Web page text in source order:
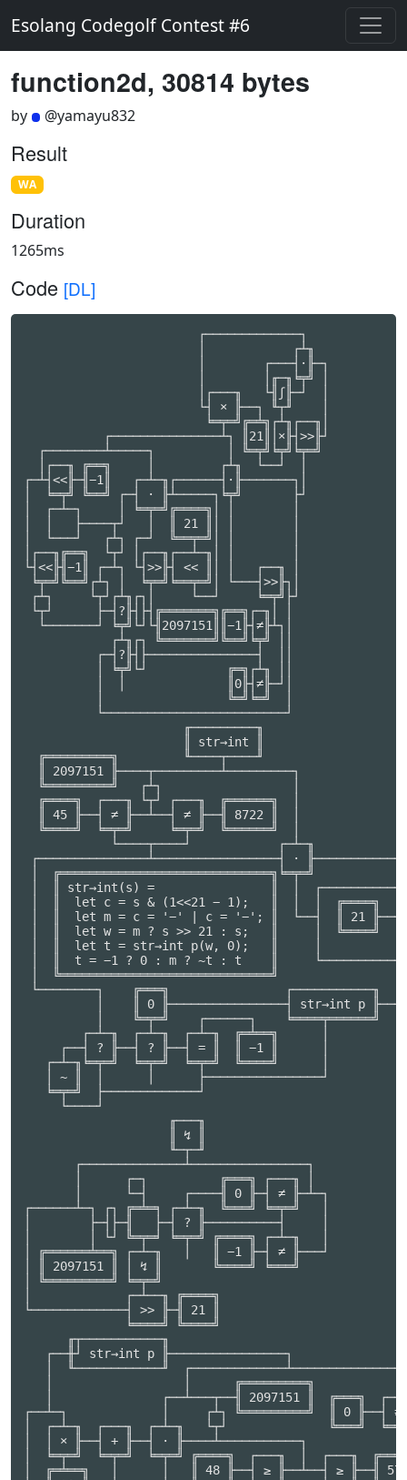
Esolang Codegolf Contest #6
function2d, 30814 bytes
by @yamayu832
Result
WA
Duration
1265ms
Code [DL]
                        ┌─────────────┐
                        │            ┌┴╖
                        │        ┌───┤·╟─┐
                        │        │╓─╖╘╤╝ │
                        │┌───╖   └╢ʃ╟─┘  │
                        └┤ × ╟──┐ ╙┬╜    │
                         ╘═╤═╝╔═╧╗┌┴╖┌──╖│
           ┌───────────────┴┐ ║21║│×╟┤>>╟┘
  ┌────────┴─────┐          │ ╚═╤╝╘╤╝╘╤═╝
  │┌──╖ ╔══╗     │         ┌┴╖  └──┘  │
┌─┴┤<<╟─╢−1║   ┌─┴─╖┌──────┤·╟───────┐│
│  ╘═╤╝ ╚══╝ ┌─┤ · ╟┴─────┐╘╤╝       ├┘
│  ┌─┴─┐     │ ╘═╤═╝╔════╗│ │        │
│  │   ├────┬┘   │  ║ 21 ║│ │        │
│  └───┘   ┌┴┐ ┌─┘  ╚══╤═╝│ │        │
│┌──╖╔══╗  └┬┘ │┌──╖┌──┴─╖│ │        │
└┤<<╟╢−1║ ┌─┴┐ └┤>>╟┤ << ║│ │   ┌──╖ │
 ╘╤═╝╚══╝┌┴┐ │  ╘╤═╝╘══╤═╝│ └───┤>>╟┐│
 ┌┴┐     └┬┘┌┴╖┌┐│     └──┘     ╘═╤╝├┘
 └┬┘      ├─┤?╟┤├┤╔═══════╗╔══╗┌─╖│ │
  └───────┘ ╘╤╝└┘└╢2097151║║−1╟┤≠╟┴┐│
            ┌┴╖┌┐ ╚═══════╝╚══╝╘╤╝ ││
          ┌─┤?╟┤├───────────────┤  ││
          │ ╘╤╝└┘           ╔═╗┌┴╖ ││
          │  │              ║0╟┤≠╟─┘│
          │                 ╚═╝╘═╝  │
          └─────────────────────────┘
                      ╓─────────╖
                      ║ str→int ║
  ╔═════════╗         ╙────┬────╜
  ║ 2097151 ╟────┬─────────┴─────────┐
  ╚═════════╝   ┌┴┐                  │
  ╔════╗  ┌───╖ └┬┘ ┌───╖  ╔══════╗  │
  ║ 45 ╟──┤ ≠ ╟──┴──┤ ≠ ╟──╢ 8722 ║  │
  ╚════╝  ╘═╤═╝     ╘═╤═╝  ╚══════╝  │
            └────┬────┘            ┌─┴─╖
 ┌───────────────┴─────────────────┤ · ╟──────────────────────┐
 │  ╔═════════════════════════════╗╘═╤═╝                      │
 │  ║ str→int(s) =                ║  │  ┌──────────────────┐  │
 │  ║  let c = s & (1<<21 − 1);   ║  │  │  ╔════╗  ┌────╖  │  │
 │  ║  let m = c = '−' | c = '−'; ║  └──┤  ║ 21 ╟──┤ >> ╟──┘  │
 │  ║  let w = m ? s >> 21 : s;   ║     │  ╚════╝  ╘═╤══╝     │
 │  ║  let t = str→int p(w, 0);   ║     │          ┌─┴─╖      │
 │  ║  t = −1 ? 0 : m ? ~t : t    ║     └──────────┤ ? ╟──────┘
 │  ╚═════════════════════════════╝                ╘═╤═╝
 └────────┐    ╔═══╗                ┌───────────╖    │
          │    ║ 0 ╟────────────────┤ str→int p ╟────┘
          │    ╚═╤═╝    ┌──────┐    ╘════╤══════╝
        ┌─┴─╖  ┌─┴─╖  ┌─┴─╖  ╔═╧══╗      │
     ┌──┤ ? ╟──┤ ? ╟──┤ = ║  ║ −1 ║      │
   ┌─┴─╖╘═╤═╝  ╘═╤═╝  ╘═╤═╝  ╚════╝      │
   │ ~ ║  │      │      ├────────────────┘
   ╘═╤═╝  ├─────────────┘
     └────┘
                    ╓───╖
                    ║ ↯ ║
                    ╙─┬─╜
       ┌──────────────┴────────────────┐
       │      ┌─┐          ╔═══╗ ┌───╖ │
       │      └─┤     ┌────╢ 0 ╟─┤ ≠ ╟─┴─┐
┌──────┴─┐ ┌┐ ╔═╧═╕ ┌─┴─╖  ╚═══╝ ╘═╤═╝   │
│        ├─┤├─╢   ├─┤ ? ╟──────────┤     │
│        │ └┘ ╚═╤═╛ ╘═╤═╝ ╔════╗ ┌─┴─╖   │
│ ╔══════╧══╗ ┌─┴─╖   │   ║ −1 ╟─┤ ≠ ╟───┘
│ ║ 2097151 ║ │ ↯ ║       ╚════╝ ╘═══╝
│ ╚═════════╝ ╘═╤═╝
│             ┌─┴──╖ ╔════╗
└─────────────┤ >> ╟─╢ 21 ║
              ╘════╝ ╚════╝
      ╓┬───────────╖
   ┌──╫┘ str→int p ╟────────────────┐
   │  ╙────────────╜  ┌─────────────┴───────────────────┐
   │                  │      ╔═════════╗                │
   │               ┌──┴───┬──╢ 2097151 ║  ╔═══╗  ┌───╖  │  ┌───╖  ╔════╗
┌──┴─┐             │     ┌┴┐ ╚═════════╝  ║ 0 ╟──┤ ≠ ╟──┴──┤ ≠ ╟──╢ −1 ║
│  ┌─┴─╖  ┌───╖  ┌─┴─╖   └┬┘              ╚═══╝  ╘═╤═╝     ╘═╤═╝  ╚════╝
│  │ × ╟──┤ + ╟──┤ · ╟────┴───────────┐            └────┬────┘
│  ╘═╤═╝  ╘═╤═╝  ╘═╤═╝ ╔════╗  ┌───╖  │  ┌───╖  ╔════╗  │
│  ╔═╧══╗   │      │   ║ 48 ╟──┤ ≥ ╟──┴──┤ ≥ ╟──╢ 57 ║ ┌┴┐
│  ║ 10 ║   │      └┐  ╚════╝  ╘═╤═╝     ╘═╤═╝  ╚════╝ └┬┘
│  ╚════╝   │       └┐   ┌───┐   └────┬────┘            │
│  ┌────────┘        └┐  │   ├────────┘    ┌────────────┘
│  │  ╔════╗  ┌────╖  │  └─┬─┘             │
│  │  ║ 21 ╟──┤ >> ╟──┘    ├────────────┐  │
│  │  ╚════╝  ╘═╤══╝     ┌─┴─╖  ╔════╗  │  │
│  │  ┌─────────┴─╖    ┌─┤ ≠ ╟──╢ −1 ║  │  │
│  │  │ str→int p ╟────┤ ╘═══╝  ╚═╤══╝  │  │
│  │  ╘═╤═════════╝    │        ┌─┴─╖   │  │
│  │  ┌─┴─╖  ╔════╗    └────────┤ ? ╟───┘  │
│  └──┤ − ╟──╢ 48 ║             ╘═╤═╝      │
│     ╘═══╝  ╚════╝             ┌─┴─╖      │
└───────────────────────────────┤ ? ╟──────┘
                                ╘═╤═╝
                               └──┘
     ╔═══╗  ┌───────────╖    ╓─────────╖
     ║ 0 ╟──┤ int→str p ╟──┐ ║ int→str ║
     ╚═══╝  ╘═════╤═════╝  │ ╙────┬────╜
     ┌────────────┴────┐   └──────┴─┐
     │  ╔════╗  ┌────╖ │ ╔═══════╗  │
     │  ║ 21 ╟──┤ << ╟─┘ ║ −8723 ║  │
     │  ╚════╝  ╘══╤═╝   ╚╤══════╝  │
     │            ┌┴┐     │  ╔═══╗  │
     │            └┬┘     │  ║ 0 ║  │
     │             └─┬────┘  ╚═╤═╝  │
     │             ┌─┴─╖     ┌─┴─╖  │
     └─────────────┤ ? ╟─────┤ < ║  │
                   ╘═╤═╝     ╘═╤═╝  │
           ╔════╗  ┌─┴─╖       ├────┘
           ║ 48 ╟──┤ ? ╟───────┘
           ╚════╝  ╘═╤═╝
┌──────────────────┐  ╓┬───────────╖
│  ╔════╗  ┌────╖  ├──╫┘ int→str p ╟─────────────┐
│  ║ 21 ╟──┤ << ╟──┘  ╙────────────╜   ╔════╗    │
│  ╚════╝  ╘═╤══╝                      ║ 10 ║    │
│           ┌┴┐                        ╚═╤══╝    │
│           └┬┘         ┌───────────╖  ┌─┴──╖    │
│            ├──────────┤ int→str p ╟──┤ ÷% ╟──┐ │
│           ┌┴┐         ╘═════╤═════╝  ╘═╤══╝  ├─┘
│           └┬┘             ┌─┴─╖        │     │
│  ╔════╗  ┌─┴─╖  ┌───╖  ┌──┤ · ╟────────┘     │
│  ║ 48 ╟──┤ + ╟──┤ | ╟──┘  ╘═╤═╝              │
│  ╚════╝  ╘═══╝  ╘═══╝     ┌─┴─╖              │
└───────────────────────────┤ ? ╟──────────────┘
                            ╘═╤═╝
                           └──┘
┌───────┐
│╓─╖    │
├╢^╟┐   │
│╙─╜│   │
│ ┌┐│ ┌┐│
└┬┤├┴┬┤├┘
 │└┘ │└┘
 └┬──┘
┌────┐
│╓──╖│┌┐
└╢<<╟┼┴┘
 ╙──╜
 ╓──╖
┌╢>>╟┐
│╙──╜│
│   ┌┴╖
│┌┐ │~║
│ │ ╘╤╝
│┌┴─╖│
└┤<<╟┘
 ╘══╝
╔═╗┌─╖╓─╖
║0╟┤≠╟╢?╟┐
╚═╝╘╤╝╙┬╜│
    │ ┌┴╖│
    │┌┤·╟┤
    ││╘╤╝│
    │└┬┤┌┴┐
    │ ││└┬┘
    │  └┬┘
    └───┘
┌───┐
│╓─╖│
└╢<╟┼┐
 ╙─╜├┐
    └┘
 ╓─╖
┌╢≤╟┐
│╙─╜│
│┌─╖│
└┤<╟┘
 ╘╤╝
 ┌┴┐
 └┬┘
 ╓─╖
┌╢>╟┐
│╙─╜│
└───┼┐
    ├┐
    └┘
 ╓─╖
┌╢≥╟┐
│╙─╜│
│┌─╖│
└┤>╟┘
 ╘╤╝
 ┌┴┐
 └┬┘
╒═╕
│·├
╘╤╛
┌───────────────────┐
│  ╓───╖            │
├──╢ = ╟──┐         │
│  ╙───╜  │         │
│  ┌───╖  │  ┌───╖  │
└──┤ < ╟──┴──┤ < ╟──┘
   ╘═╤═╝     ╘═╤═╝
    ┌┴┐       ┌┴┐
    └┬┘       └┬┘
     └────┬────┘
         ┌┴┐
         └┬┘
┌───────────────────┐
│  ╓───╖            │
├──╢ ≠ ╟──┐         │
│  ╙───╜  │         │
│  ┌───╖  │  ┌───╖  │
└──┤ < ╟──┴──┤ < ╟──┘
   ╘═╤═╝     ╘═╤═╝
    ┌┴┐       ┌┴┐
    └┬┘       └┬┘
     └────┬────┘
                         ╓───╖
                         ║ ♯ ║
                         ╙─┬─╜       ╓───╖
                ┌──────────┴────────┐║ ♭ ║
╔════╗  ┌────╖  │      ╔═══╗        │╙─┬─╜
║ −1 ╟──┤ << ╟──┴─┬────╢ 1 ║        │ ┌┴┐
╚════╝  ╘══╤═╝    │    ╚═══╝        │ └┬┘
         ┌─┴─╖   ┌┴┐   ╔═══╗ ╔════╗ │┌─┴─╖
         │ ♯ ║   └┬┘   ║ 0 ║ ║ −1 ║ ││ ♯ ║
         ╘═╤═╝    │    ╚═╤═╝ ╚══╤═╝ │╘═╤═╝
        ┌──┴─╖  ┌─┴─╖  ┌─┴─╖  ┌─┴─╖ │ ┌┴┐
        │ << ╟──┤ ? ╟──┤ ? ╟──┤ = ║ │ └┬┘
        ╘══╤═╝  ╘═╤═╝  ╘═╤═╝  ╘═╤═╝ │  │
         ╔═╧═╗ ┌┐ │ ┌┐   │      ├───┘
         ║ 1 ╟─┤├─┴─┤├──────────┘
         ╚═══╝ └┘   └┘
┌───────────┐
│  ╓───╖  ┌─┴──╖
└──╢ ÷ ╟──┤ ÷% ╟┬┐
   ╙───╜  ╘═╤══╝└┘
┌───────────┐
│  ╓───╖  ┌─┴──╖
└──╢ % ╟──┤ ÷% ╟┐
   ╙───╜  ╘═╤══╝│
            ├──┐
            └──┘
┌──────────────────┐
│  ┌───╖  ╓─────╖  │
└──┤ % ╟──╢ mod ╟──┤
   ╘═╤═╝  ╙─────╜  │
     │   ┌───╖     │  ╔═══╗
    ┌┴───┤ + ╟─────┘  ║ 0 ║
    │    ╘═╤═╝        ╚═╤═╝
    │    ┌─┴─╖        ┌─┴─╖
   ┌┴────┤ ? ╟────────┤ < ║
   │     ╘═╤═╝        ╘═╤═╝
   └────────────────────┘
┌──────────────────────────────────┐
│                   ╓────╖       ┌─┴─╖
├───────────────────╢ ÷% ║       │ | ║
│                   ╙──┬─╜       ╘═╤═╝
│  ┌───╖  ╔═══╗  ┌───╖ │ ┌───╖  ┌──┴──╖     ┌────┐
└──┤ > ╟──╢ 0 ╟──┤ < ╟─┴─┤ | ╟──┤ ÷%p ╟─────┤    │
   ╘═╤═╝  ╚═══╝  ╘═╤═╝   ╘═══╝  ╘══╤══╝   ┌─┴─╖  │
  ┌──┴─────────┬───┴──┐          ┌─┴──┐   │ ~ ║  │
 ┌┴┐           │     ┌┴┐  ─┐   ┌─┴─╖  │   ╘═╤═╝  │
 └┬┘         ┌─┴─╖   └┬┘   │   │ ~ ║  │   ┌─┴─╖  │
  └────┬─────┤ · ╟────┘  ┌─┴─╖ ╘═╤═╝  │ ┌─┤ ? ╟──┘
       │     ╘═╤═╝    ┌──┤ ? ╟───┘    │ │ ╘═╤═╝
       └───┬───┘      │  ╘═╤═╝        │     │
           └──────────┤    └──────────┘     │
                      └─────────────────────┘

                           ╔═══╗  ┌────╖
                           ║ 1 ╟──┤ >> ╟────┐
                           ╚═══╝  ╘═╤══╝    │
                                 ┌──┴──╖  ┌─┴─╖
                ╓┬────╖      ┌───┤ ÷%p ╟──┤ · ╟──┐
                ╟┘÷%p ╟──────┤   ╘══╤══╝  ╘═╤═╝  │
                ╙──┬──╜    ┌─┴─╖  ┌─┴─╖     │    │
 ┌─────────────────┴───────┤ · ╟──┤ · ╟─────┘    │
 │                         ╘═╤═╝  ╘═╤═╝          │
 │ ╔═══╗           ┌────╖  ┌─┴─╖  ┌─┴─╖          │
 │ ║ 1 ╟───────────┤ << ╟──┤ · ╟──┤ · ╟──────────┘
 │ ╚═╤═╝ ┌┐ ┌───╖  ╘═╤══╝  ╘═╤═╝  ╘═╤═╝
 │   ├───┤├─┤ + ╟────┘       │      └───────────────────┐
 │   │   └┘ ╘═╤═╝          ┌─┴─╖                        │
 │   │     ┌──┴────────────┤ · ╟───────┐ ╔═══╗  ┌────╖  │
 │   │     │   ┌───╖  ┌───╖╘═╤═╝┌───╖  │ ║ 1 ╟──┤ << ╟──┘
 │   │  ┌──┴───┤ + ╟──┤ ~ ╟──┴──┤ ≥ ╟──┘ ╚═══╝  ╘═╤══╝
 └───┤  │      ╘═╤═╝  ╘═══╝     ╘═╤═╝             │
     │  │      ┌─┴─╖              │    ┌───╖      │
     │  └──────┤ ? ╟──────────────┴────┤ − ╟──────┘
     │         ╘═╤═╝                   ╘═╤═╝
     │  ╔═══╗  ┌─┴─╖            ╔═══╗  ┌─┴─╖
     │  ║ 0 ╟──┤ ? ╟──────┐     ║ 0 ╟──┤ ? ╟──┐
     │  ╚═══╝  ╘═╤═╝      │     ╚═══╝  ╘═╤═╝  │
     │           └─       │              │    │
     └────────────────────┤                   │
                          └───────────────────┘
╓───╖   ╓───╖                          ┌───╖  ╔═══╗
║ ~ ║┌──╢ − ╟───┐          ┌───────────┤ > ╟──╢ 0 ║
╙─┬─╜│  ╙───╜ ┌─┴─╖ ╓───╖  │           ╘═╤═╝  ╚═══╝
 ┌┴┐ │        │ ~ ║ ║ | ╟──┤    ┌───╖  ┌─┴─╖
 └┬┘ │  ┌───╖ ╘═╤═╝ ╙───╜  │ ┌──┤ ~ ╟──┤ ? ╟──
┌─┴─╖└──┤ + ╟───┘          └─┤  ╘═══╝  ╘═╤═╝
│ ♯ ║   ╘═╤═╝                └───────────┘
╘═╤═╝     │
  │
      ┌──────────────────────────────┐
      │       ╓───╖                  │
      ├───────╢ + ╟───────┐          │
    ┌─┴─╖     ╙───╜       │          │
 ┌──┤ · ╟─────────────────┴──┐